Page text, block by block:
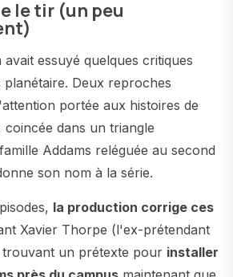
le tir (un peu
essuyé quelques critiques
planétaire. Deux reproches
portée aux histoires de
dans un triangle
Addams reléguée au second
son nom à la série.
la production corrige ces
Xavier Thorpe (l'ex-prétendant
un prétexte pour installer